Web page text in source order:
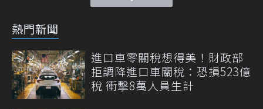
熱門新聞
進口車零關稅想得美！財政部
拒調降進口車關稅：恐損523億
稅 衝擊8萬人員生計